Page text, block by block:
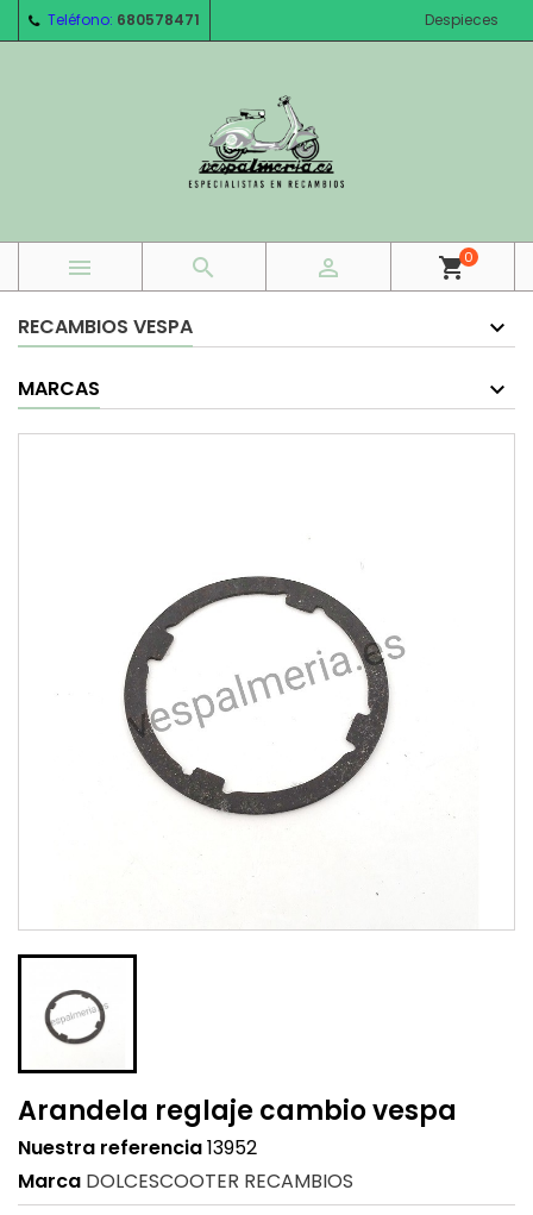
Teléfono: 680578471 Despieces
   shopping_cart0
RECAMBIOS VESPA
MARCAS
Arandela reglaje cambio vespa
Nuestra referencia13952
Marca DOLCESCOOTER RECAMBIOS